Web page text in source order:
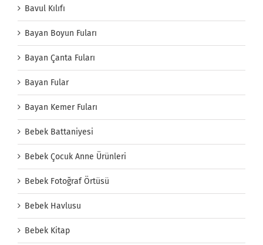
Bavul Kılıfı
Bayan Boyun Fuları
Bayan Çanta Fuları
Bayan Fular
Bayan Kemer Fuları
Bebek Battaniyesi
Bebek Çocuk Anne Ürünleri
Bebek Fotoğraf Örtüsü
Bebek Havlusu
Bebek Kitap